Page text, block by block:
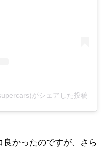
がシェアした投稿
良かったのですが、さら